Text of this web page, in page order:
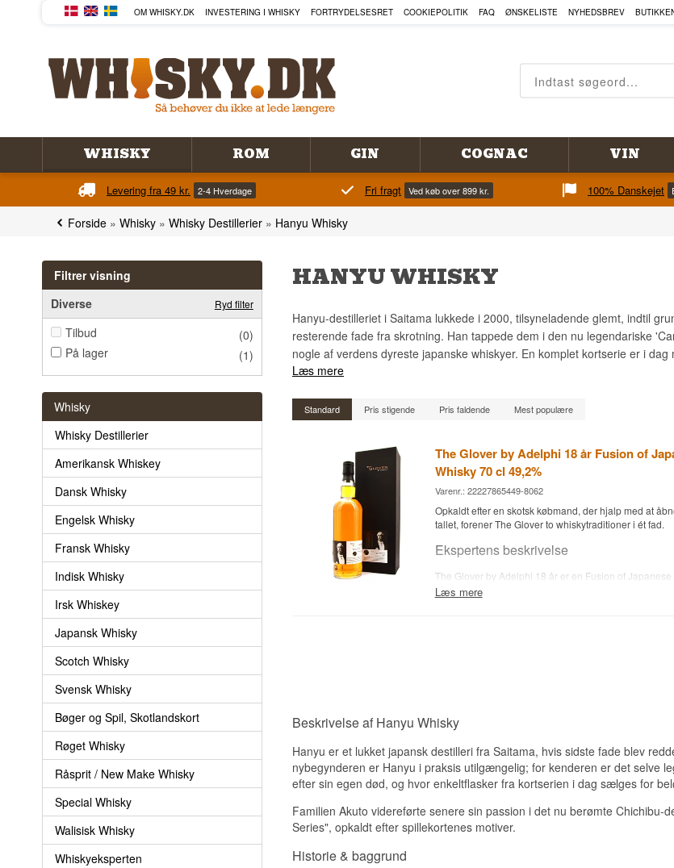
OM WHISKY.DK INVESTERING I WHISKY FORTRYDELSESRET COOKIEPOLITIK FAQ ØNSKELISTE NYHEDSBREV
WHISKY ROM GIN COGNAC VIN
Levering fra 49 kr. 2-4 Hverdage Fri fragt Ved køb over 899 kr. 100% Danskejet
Forside » Whisky » Whisky Destillerier » Hanyu Whisky
Filtrer visning
Diverse
Ryd filter
Tilbud
(0)
På lager
(1)
Whisky
Whisky Destillerier
Amerikansk Whiskey
Dansk Whisky
Engelsk Whisky
Fransk Whisky
Indisk Whisky
Irsk Whiskey
Japansk Whisky
Scotch Whisky
Svensk Whisky
Bøger og Spil, Skotlandskort
Røget Whisky
Råsprit / New Make Whisky
Special Whisky
Walisisk Whisky
Whiskyeksperten
HANYU WHISKY
Hanyu-destilleriet i Saitama lukkede i 2000, tilsyneladende glemt, indtil
resterende fade fra skrotning. Han tappede dem i den nu legendariske
nogle af verdens dyreste japanske whiskyer. En komplet kortserie er i
Læs mere
Standard Pris stigende Pris faldende Mest populære
The Glover by Adelphi 18 år Fusion of
Whisky 70 cl 49,2%
Varenr.: 22227865449-8062
Opkaldt efter en skotsk købmand, der hjalp med at
tallet, forener The Glover to whiskytraditioner i ét fad.
Ekspertens beskrivelse
The Glover by Adelphi 18 år er en Fusion of Japanese
aftappet ved 49,2 %.
Næse
Røget eg, tørret frugt og en let sherry-sødme.
Smag
Eftersmag
Læs mere
Beskrivelse af Hanyu Whisky
Hanyu er et lukket japansk destilleri fra Saitama, hvis sidste fade blev
nybegynderen er Hanyu i praksis utilgængelig; for kenderen er det selve
efter sin egen død, og hvor enkeltflasker fra kortserien i dag sælges for
Familien Akuto videreførte senere sin passion i det nu berømte
Series", opkaldt efter spillekortenes motiver.
Historie & baggrund